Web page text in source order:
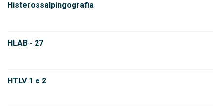
Histerossalpingografia
HLAB - 27
HTLV 1 e 2